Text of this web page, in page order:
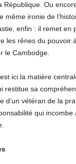
République. Ou
même ironie de
enfin : il remet en
les rênes du pouvoir
le Cambodge.
ici la matière
restitue sa
d’un vétéran de la
qui incombe